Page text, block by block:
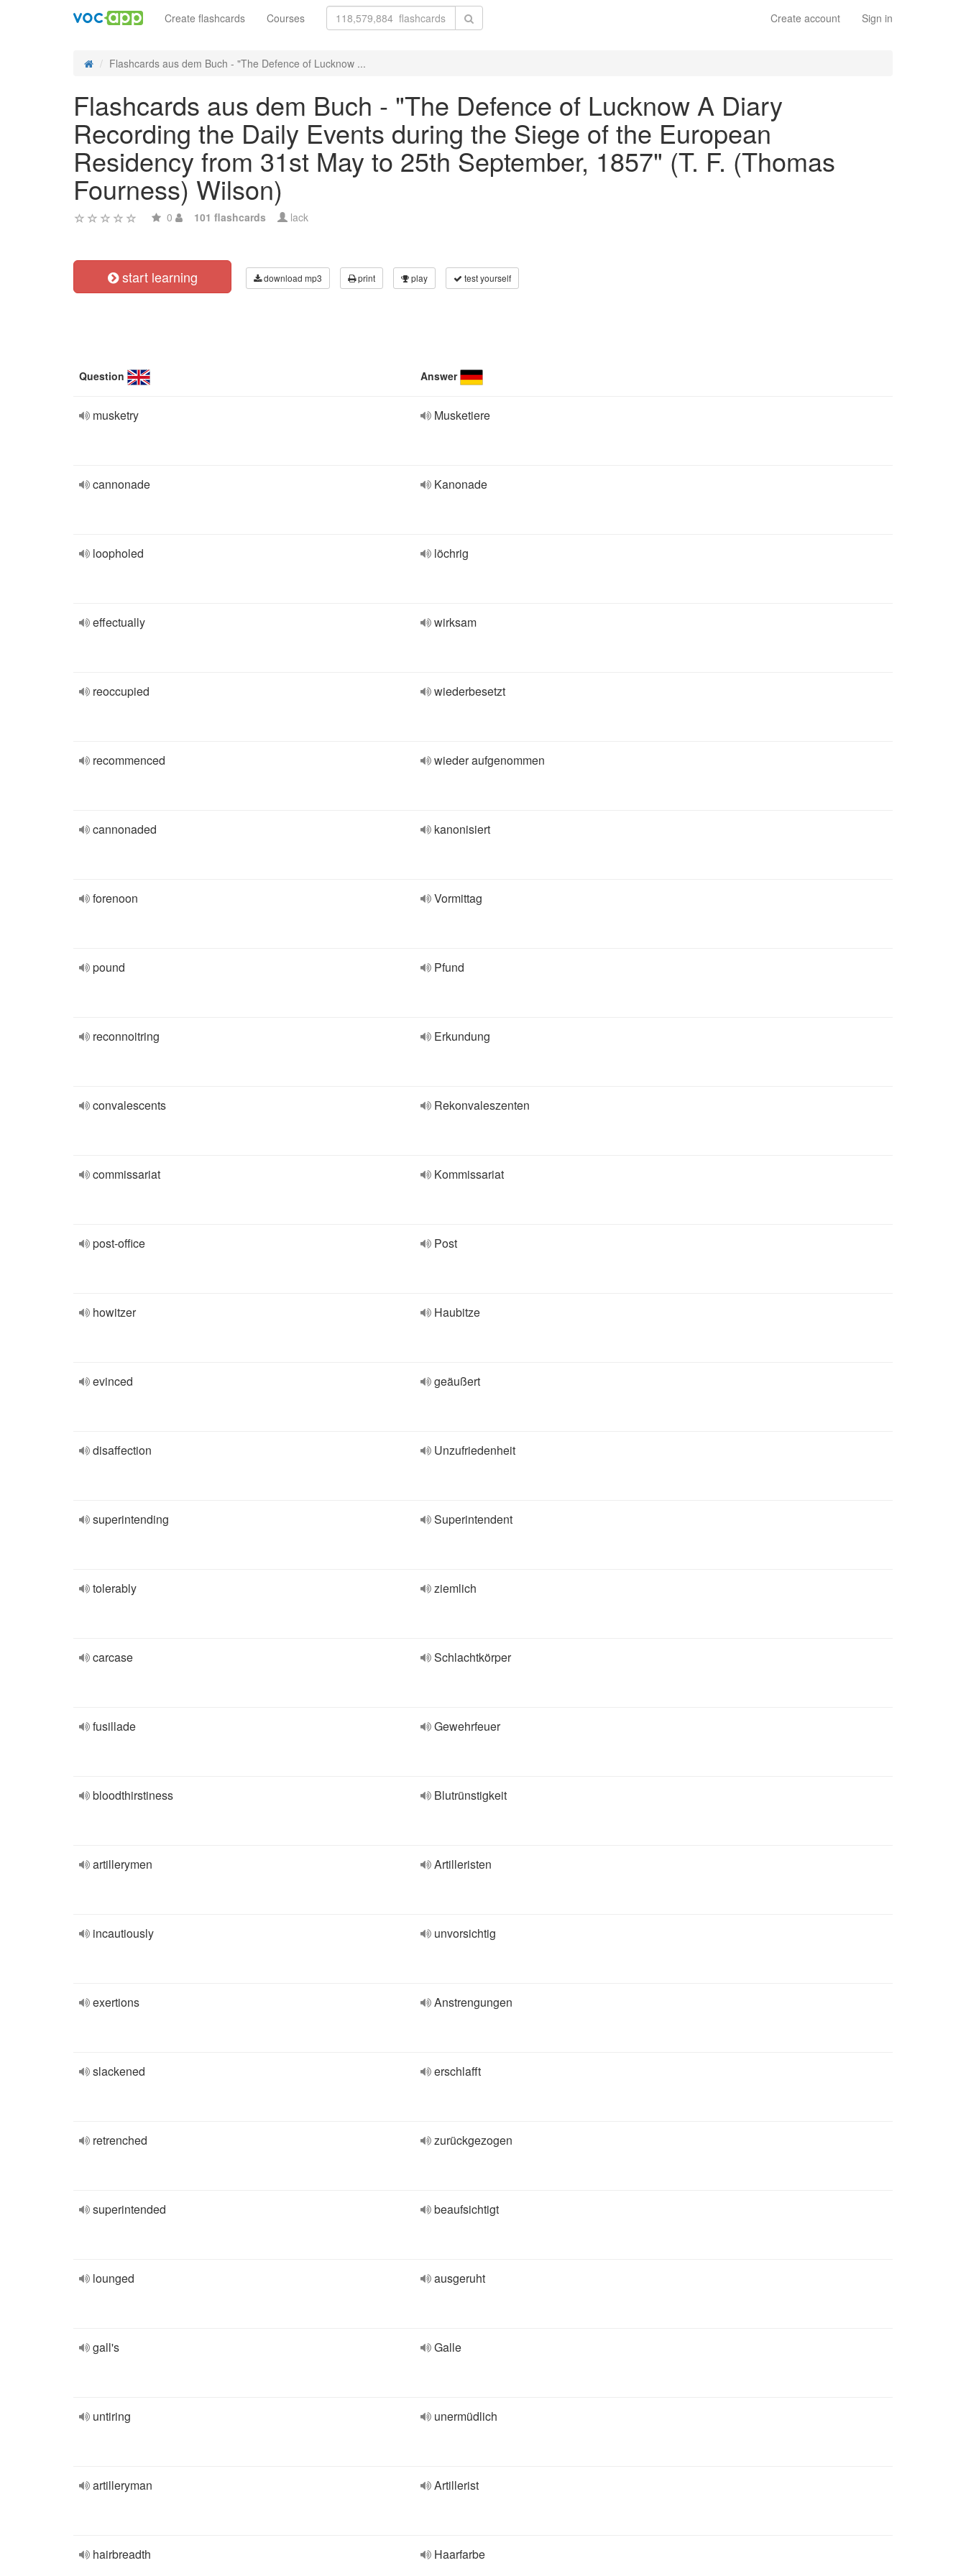
Create account Sign in
Create flashcards Courses
Flashcards aus dem Buch - "The Defence of Lucknow ...
Flashcards aus dem Buch - "The Defence of Lucknow A Diary
Recording the Daily Events during the Siege of the European
Residency from 31st May to 25th September, 1857" (T. F. (Thomas
Fourness) Wilson)
0 101 flashcards lack
start learning download mp3 print play test yourself
Question Answer
musketry Musketiere
cannonade Kanonade
loopholed löchrig
effectually wirksam
reoccupied wiederbesetzt
recommenced wieder aufgenommen
cannonaded kanonisiert
forenoon Vormittag
pound Pfund
reconnoitring Erkundung
convalescents Rekonvaleszenten
commissariat Kommissariat
post-office Post
howitzer Haubitze
evinced geäußert
disaffection Unzufriedenheit
superintending Superintendent
tolerably ziemlich
carcase Schlachtkörper
fusillade Gewehrfeuer
bloodthirstiness Blutrünstigkeit
artillerymen Artilleristen
incautiously unvorsichtig
exertions Anstrengungen
slackened erschlafft
retrenched zurückgezogen
superintended beaufsichtigt
lounged ausgeruht
gall's Galle
untiring unermüdlich
artilleryman Artillerist
hairbreadth Haarfarbe